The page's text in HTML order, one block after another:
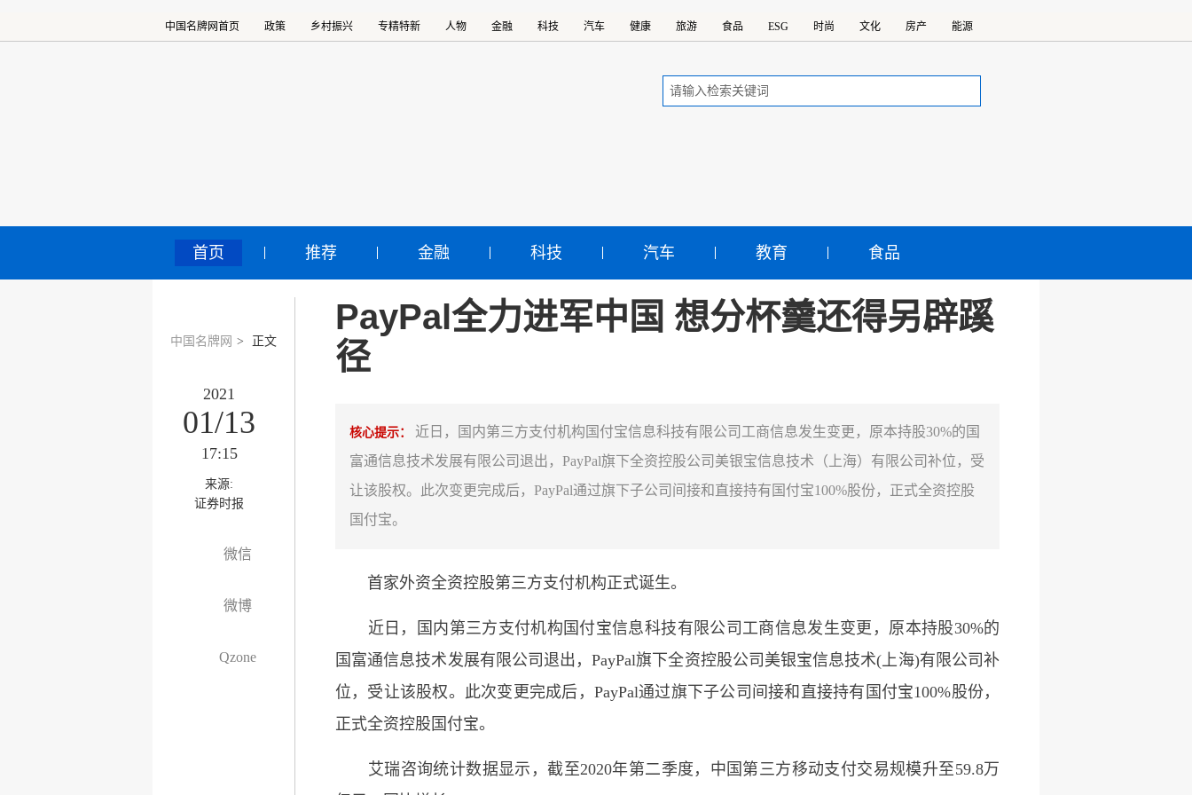
中国名牌网首页 政策 乡村振兴 专精特新 人物 金融 科技 汽车 健康 旅游 食品 ESG 时尚 文化 房产 能源
首页 推荐 金融 科技 汽车 教育 食品
中国名牌网 > 正文
2021
01/13
17:15
来源:
证券时报
微信
微博
Qzone
PayPal全力进军中国 想分杯羹还得另辟蹊
径
核心提示： 近日，国内第三方支付机构国付宝信息科技有限公司工商信息发生变更，原本持股30%的国
富通信息技术发展有限公司退出，PayPal旗下全资控股公司美银宝信息技术（上海）有限公司补位，受
让该股权。此次变更完成后，PayPal通过旗下子公司间接和直接持有国付宝100%股份，正式全资控股
国付宝。
首家外资全资控股第三方支付机构正式诞生。
近日，国内第三方支付机构国付宝信息科技有限公司工商信息发生变更，原本持股30%的
国富通信息技术发展有限公司退出，PayPal旗下全资控股公司美银宝信息技术(上海)有限公司补
位，受让该股权。此次变更完成后，PayPal通过旗下子公司间接和直接持有国付宝100%股份，
正式全资控股国付宝。
艾瑞咨询统计数据显示，截至2020年第二季度，中国第三方移动支付交易规模升至59.8万